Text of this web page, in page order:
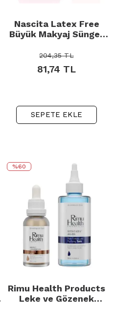
Nascita Latex Free
Büyük Makyaj Sünger
204,35TL
81,74 TL
SEPETE EKLE
%60
Rimu Health Products
Leke ve Gözenek